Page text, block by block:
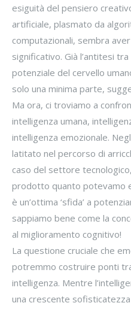
esiguità del pensiero
artificiale, plasmato da
computazionali, sembra
significativo. Già l’antitesi
potenziale del cervello
solo una minima parte,
Ma ora, ci troviamo a
intelligenza umana,
intelligenza emozionale.
latitato nel percorso di
caso del settore
prodotto quanto potevamo
è un’ottima ‘sfida’ a
sappiamo bene come la
al miglioramento cognitivo!
La questione cruciale che
potremmo costruire ponti
intelligenza. Mentre
una crescente sofisticatezza